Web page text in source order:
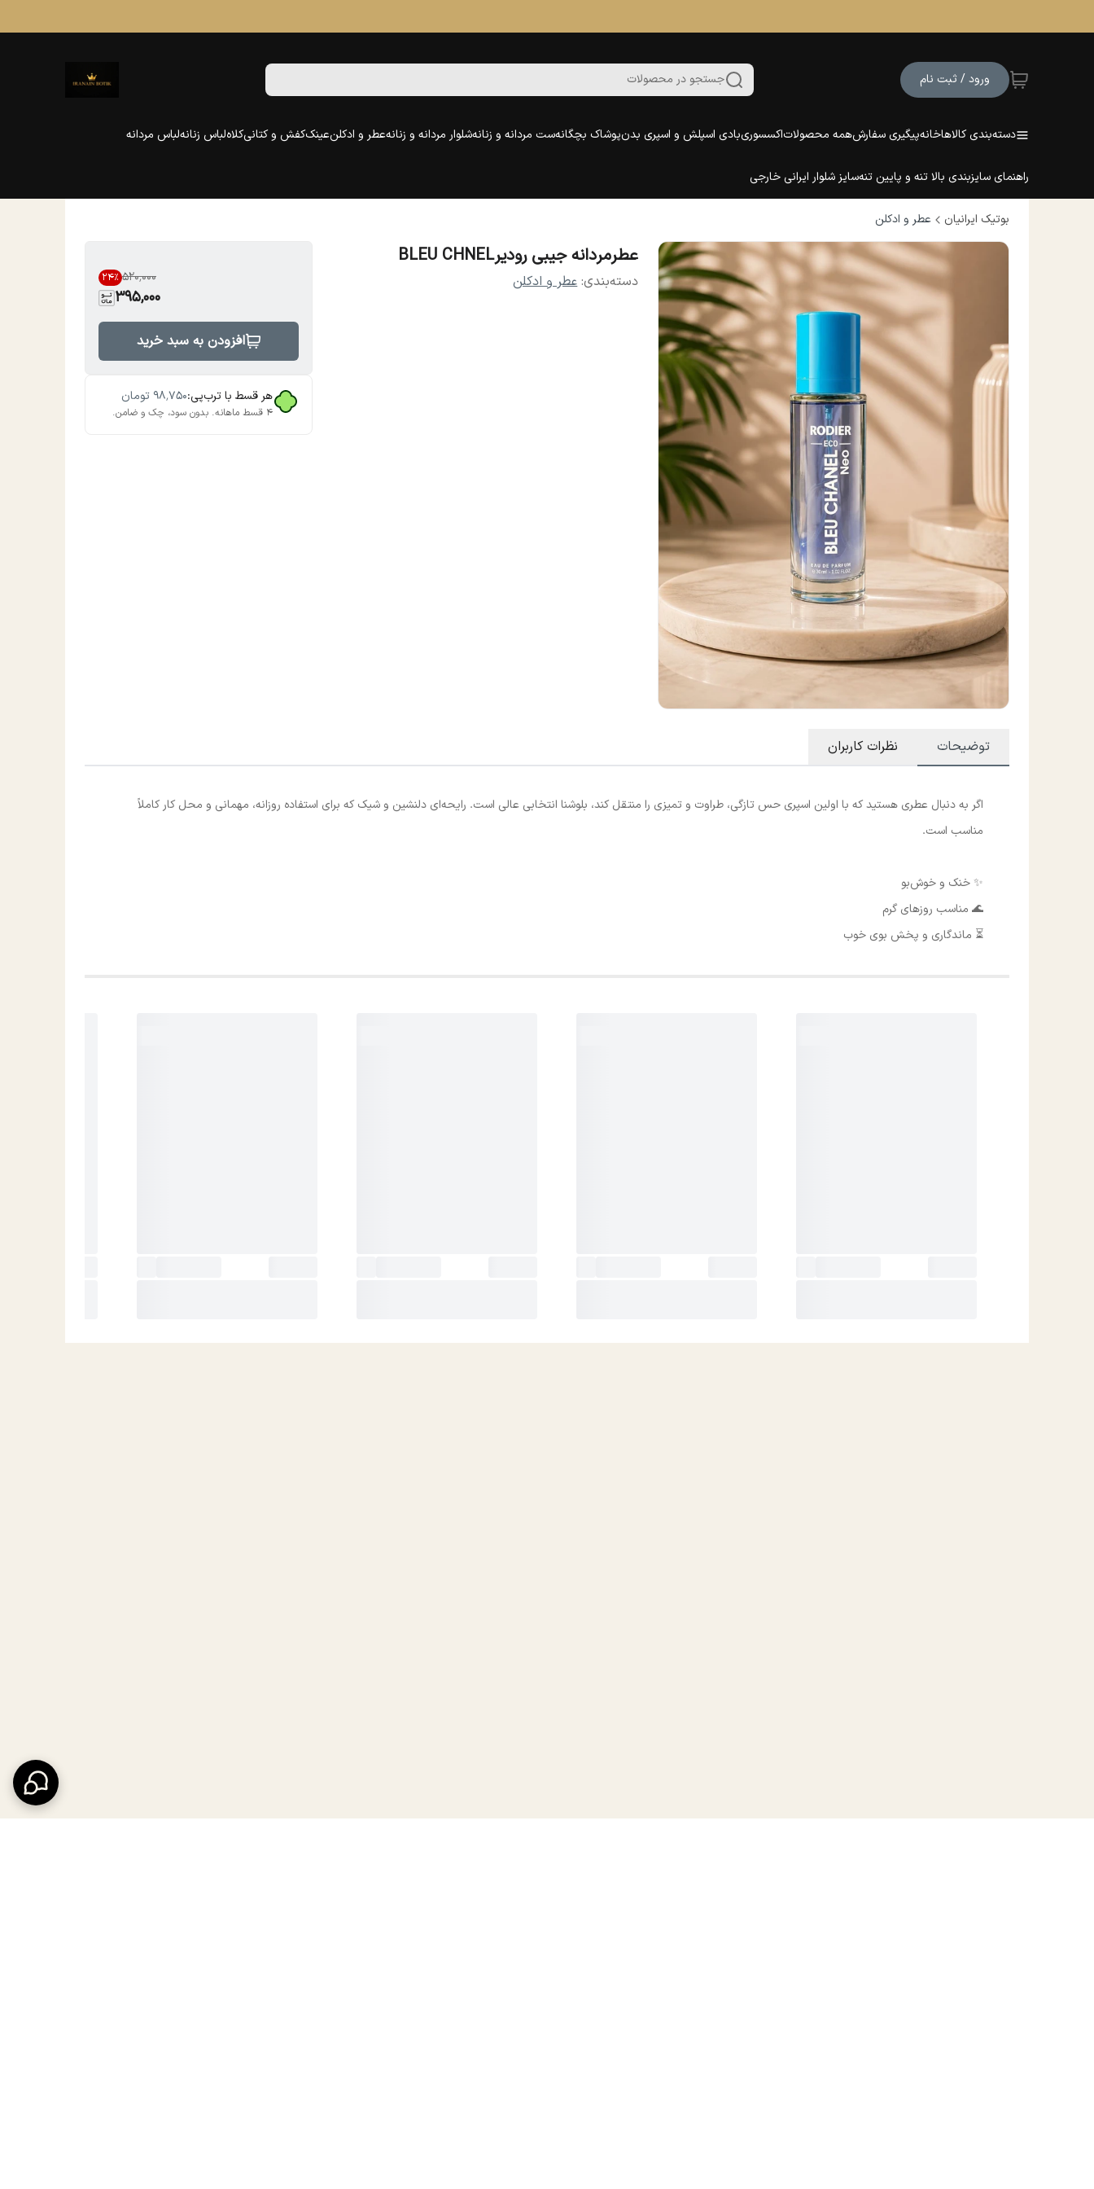
ورود / ثبت نام جستجو در محصولات
دسته‌بندی کالاهاخانهپیگیری سفارشهمه محصولاتاکسسوریبادی اسپلش و اسپری بدنپوشاک بچگانهست مردانه و زنانهشلوار مردانه و زنانهعطر و ادکلنعینککفش و کتانیکلاهلباس زنانهلباس مردانه
راهنمای سایزبندی بالا تنه و پایین تنهسایز شلوار ایرانی خارجی
بوتیک ایرانیان عطر و ادکلن
عطرمردانه جیبی رودیرBLEU CHNEL
دسته‌بندی:عطر و ادکلن ۵۲۰٬۰۰۰ 24%
395,000
افزودن به سبد خرید
هر قسط با ترب‌پی:۹۸٬۷۵۰ تومان
۴ قسط ماهانه. بدون سود، چک و ضامن.
توضیحات نظرات کاربران
اگر به دنبال عطری هستید که با اولین اسپری حس تازگی، طراوت و تمیزی را منتقل کند، بلوشنا انتخابی عالی است. رایحه‌ای دلنشین و شیک که برای استفاده روزانه، مهمانی و محل کار کاملاً
مناسب است.
✨ خنک و خوش‌بو
🌊 مناسب روزهای گرم
⏳ ماندگاری و پخش بوی خوب